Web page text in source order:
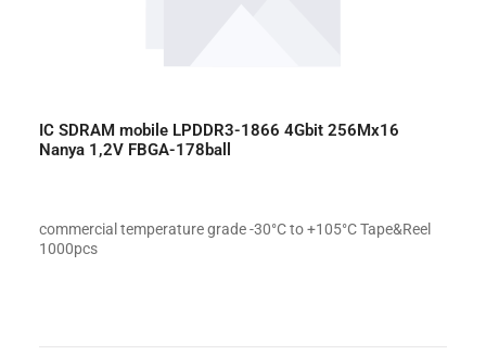
IC SDRAM mobile LPDDR3-1866 4Gbit 256Mx16
Nanya 1,2V FBGA-178ball
commercial temperature grade -30°C to +105°C Tape&Reel
1000pcs